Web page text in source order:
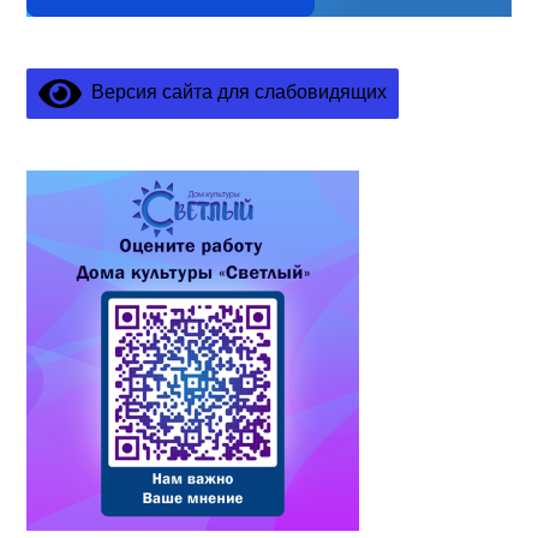
Версия сайта для слабовидящих